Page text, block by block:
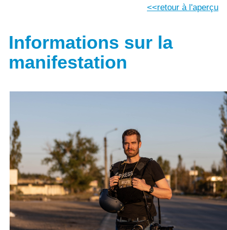
retour à l'aperçu
Informations sur la
manifestation